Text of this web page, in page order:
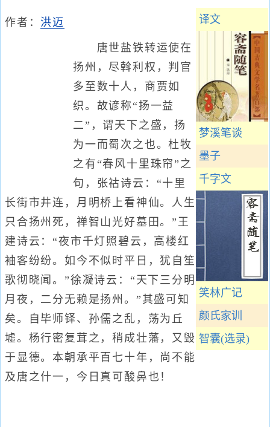
译文
梦溪笔谈
墨子
千字文
笑林广记
颜氏家训
智囊(选录)
作者： 洪迈
唐世盐铁转运使在
扬州，尽斡利权，判官
多至数十人，商贾如
织。故谚称“扬一益
二”，谓天下之盛，扬
为一而蜀次之也。杜牧
之有“春风十里珠帘”之
句，张祜诗云：“十里
长街市井连，月明桥上看神仙。人生
只合扬州死，禅智山光好墓田。”王
建诗云：“夜市千灯照碧云，高楼红
袖客纷纷。如今不似时平日，犹自笙
歌彻晓闻。”徐凝诗云：“天下三分明
月夜，二分无赖是扬州。”其盛可知
矣。自毕师铎、孙儒之乱，荡为丘
墟。杨行密复茸之，稍成壮藩，又毁
于显德。本朝承平百七十年，尚不能
及唐之什一，今日真可酸鼻也！